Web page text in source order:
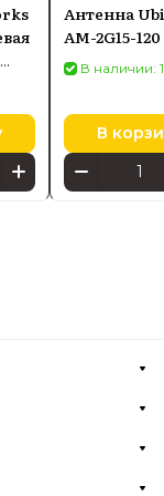
Антенна
AM-2G15-120
В наличии:
В